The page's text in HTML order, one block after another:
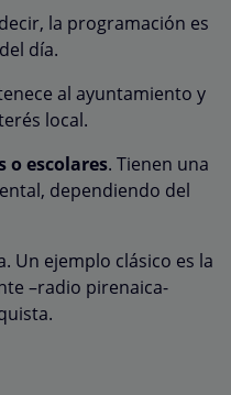
la programación es
día.
al ayuntamiento y
local.
escolares. Tienen una
dependiendo del
Un ejemplo clásico es la
–radio pirenaica-